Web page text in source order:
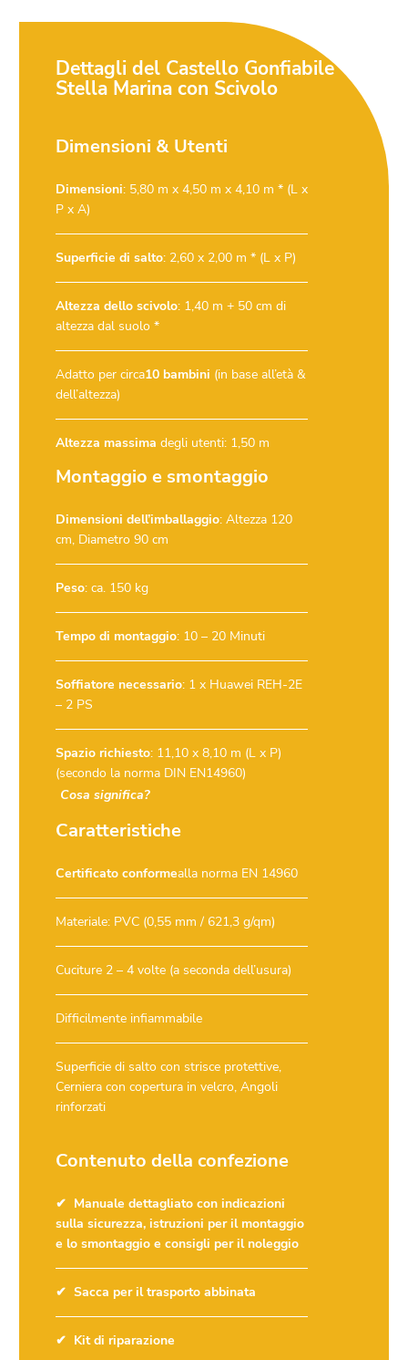
Dettagli del Castello Gonfiabile
Stella Marina con Scivolo
Dimensioni & Utenti
Dimensioni: 5,80 m x 4,50 m x 4,10 m * (L x
P x A)
Superficie di salto: 2,60 x 2,00 m * (L x P)
Altezza dello scivolo: 1,40 m + 50 cm di
altezza dal suolo *
Adatto per circa10 bambini (in base all’età &
dell’altezza)
Altezza massima degli utenti: 1,50 m
Montaggio e smontaggio
Dimensioni dell’imballaggio: Altezza 120
cm, Diametro 90 cm
Peso: ca. 150 kg
Tempo di montaggio: 10 – 20 Minuti
Soffiatore necessario: 1 x Huawei REH-2E
– 2 PS
Spazio richiesto: 11,10 x 8,10 m (L x P)
(secondo la norma DIN EN14960)
Cosa significa?
Caratteristiche
Certificato conformealla norma EN 14960
Materiale: PVC (0,55 mm / 621,3 g/qm)
Cuciture 2 – 4 volte (a seconda dell’usura)
Difficilmente infiammabile
Superficie di salto con strisce protettive,
Cerniera con copertura in velcro, Angoli
rinforzati
Contenuto della confezione
Manuale dettagliato con indicazioni
sulla sicurezza, istruzioni per il montaggio
e lo smontaggio e consigli per il noleggio
Sacca per il trasporto abbinata
Kit di riparazione